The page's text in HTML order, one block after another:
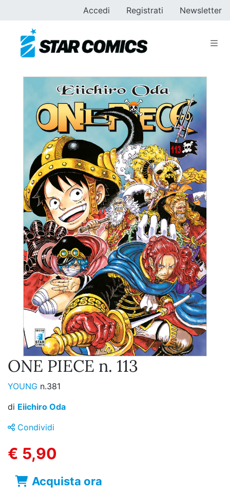
Accedi Registrati Newsletter
ONE PIECE n. 113
YOUNG n.381
di Eiichiro Oda
Condividi
€ 5,90
Acquista ora